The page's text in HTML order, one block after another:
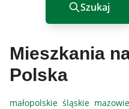
Szukaj
Mieszkania
Polska
małopolskie śląskie